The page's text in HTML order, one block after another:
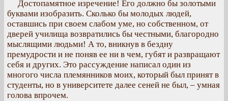
Достопамятное изречение! Его должно бы золотыми
буквами изобразить. Сколько бы молодых людей,
оставшись при своем слабом уме, но собственном, от
дверей училища возвратились бы честными, благородно
мыслящими людьми! А то, вникнув в бездну
премудрости и не поняв ее ни в чем, губят и развращают
себя и других. Это рассуждение написал один из
многого числа племянников моих, который был принят в
студенты, но в университете далее сеней не был, – умная
голова впрочем.